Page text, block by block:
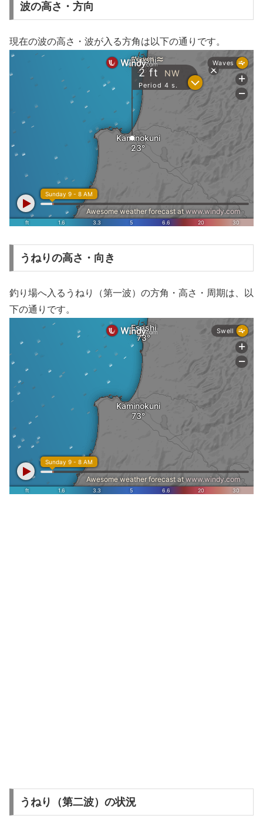
波の高さ・方向
現在の波の高さ・波が入る方角は以下の通りです。
うねりの高さ・向き
釣り場へ入るうねり（第一波）の方角・高さ・周期は、以
下の通りです。
うねり（第二波）の状況